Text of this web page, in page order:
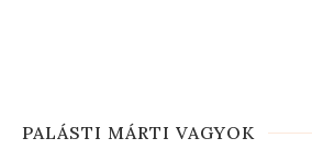
PALÁSTI MÁRTI VAGYOK